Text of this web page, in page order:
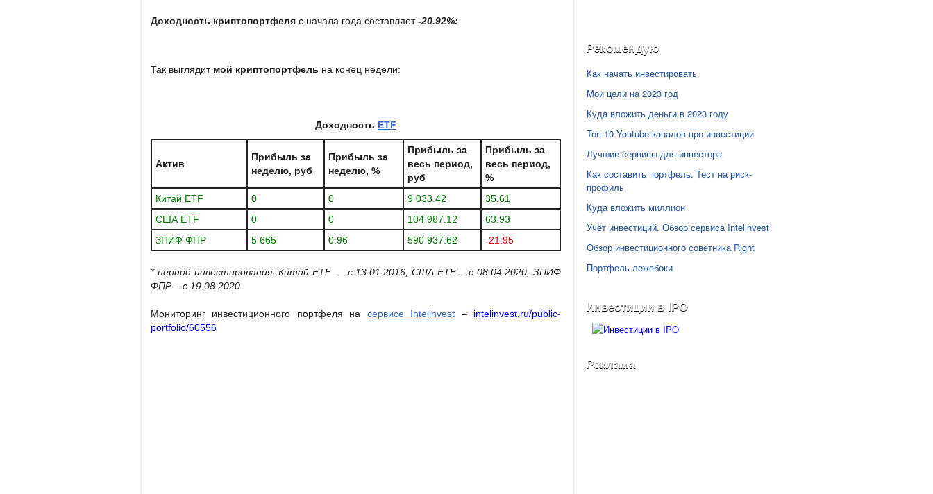
Доходность криптопортфеля с начала года составляет-20.92%:
Так выглядит мой криптопортфель на конец недели:
Доходность ETF
Актив
Прибыль за
неделю, руб
Прибыль за
неделю, %
Прибыль за
весь период,
руб
Прибыль за
весь период,
%
Китай ETF
0 0 9 033.42
35.61
США ETF
0 0 104 987.12
63.93
ЗПИФ ФПР
5 665 0.96 590 937.62 -21.95
* период инвестирования: Китай ETF — с 13.01.2016, СШАETF – с 08.04.2020, ЗПИФ
ФПР – с 19.08.2020
Мониторинг инвестиционного портфеля на сервисе Intelinvest – intelinvest.ru/public-
portfolio/60556
Рекомендую
Как начать инвестировать
Мои цели на 2023 год
Куда вложить деньги в 2023 году
Топ-10 Youtube-каналов про инвестиции
Лучшие сервисы для инвестора
Как составить портфель. Тест на риск-
профиль
Куда вложить миллион
Учёт инвестиций. Обзор сервиса Intelinvest
Обзор инвестиционного советника Right
Портфель лежебоки
Инвестиции в IPO
Реклама